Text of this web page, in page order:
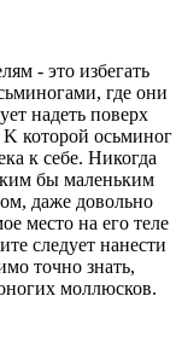
- это избегать
где они
надеть поверх
которой осьминог
к себе. Никогда
бы маленьким
даже довольно
место на его теле
следует нанести
точно знать,
моллюсков.